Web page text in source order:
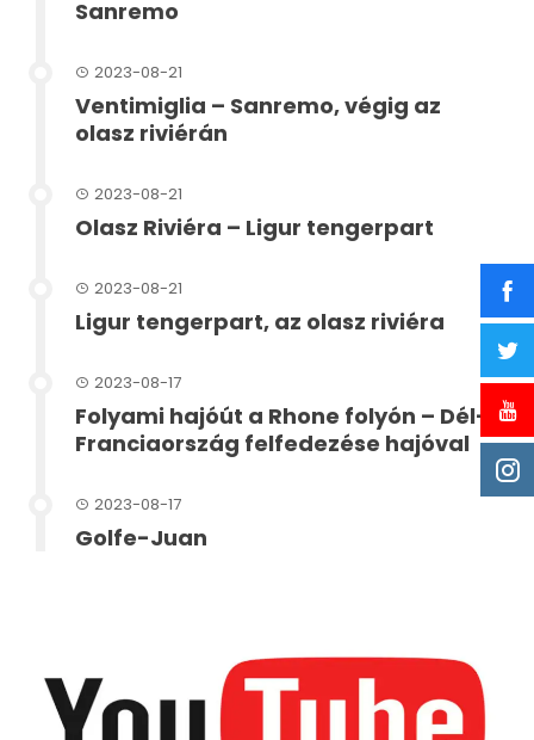
Sanremo
2023-08-21
Ventimiglia – Sanremo, végig az
olasz riviérán
2023-08-21
Olasz Riviéra – Ligur tengerpart
2023-08-21
Ligur tengerpart, az olasz riviéra
2023-08-17
Folyami hajóút a Rhone folyón – Dél-
Franciaország felfedezése hajóval
2023-08-17
Golfe-Juan